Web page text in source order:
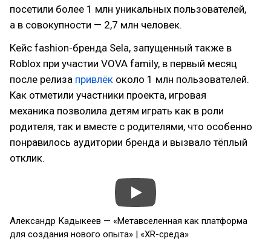
посетили более 1 млн уникальных пользователей,
а в совокупности — 2,7 млн человек.
Кейс fashion-бренда Sela, запущенный также в
Roblox при участии VOVA family, в первый месяц
после релиза привлёк около 1 млн пользователей.
Как отметили участники проекта, игровая
механика позволила детям играть как в роли
родителя, так и вместе с родителями, что особенно
понравилось аудитории бренда и вызвало тёплый
отклик.
Александр Кадыкеев — «Метавселенная как платформа
для создания нового опыта» | «XR-среда»